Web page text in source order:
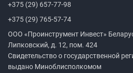
+375 (29) 657-77-98
+375 (29) 765-57-74
ООО «Проинструмент Инвест»
Липковский, д. 12, пом. 424
Свидетельство о государственной
выдано Миноблисполкомом